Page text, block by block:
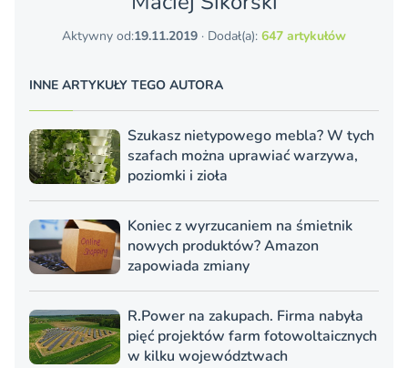
Aktywny od:19.11.2019 · Dodał(a): 647 artykułów
INNE ARTYKUŁY TEGO AUTORA
Szukasz nietypowego mebla? W tych
szafach można uprawiać warzywa,
poziomki i zioła
Koniec z wyrzucaniem na śmietnik
nowych produktów? Amazon
zapowiada zmiany
R.Power na zakupach. Firma nabyła
pięć projektów farm fotowoltaicznych
w kilku województwach